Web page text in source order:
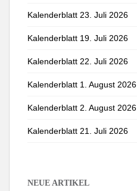
Kalenderblatt 23. Juli 2026
Kalenderblatt 19. Juli 2026
Kalenderblatt 22. Juli 2026
Kalenderblatt 1. August 2026
Kalenderblatt 2. August 2026
Kalenderblatt 21. Juli 2026
NEUE ARTIKEL